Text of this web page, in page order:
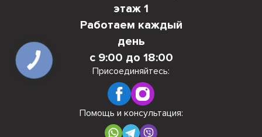
этаж 1
Работаем каждый
день
с 9:00 до 18:00
Присоединяйтесь:
Помощь и консультация:
КНОПКА
СВЯЗИ